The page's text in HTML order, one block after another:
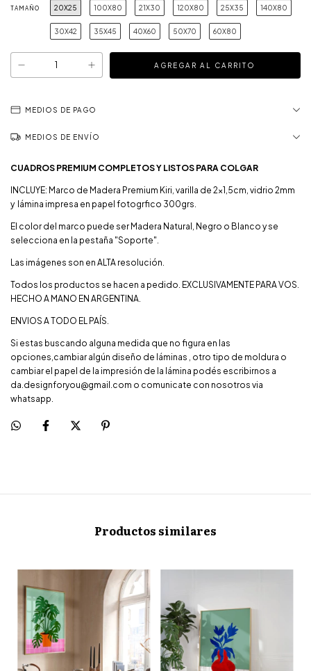
TAMAÑO 20X25 100X80 21X30 120X80 25X35 140X80
30X42 35X45 40X60 50X70 60X80
MEDIOS DE PAGO
MEDIOS DE ENVÍO
CUADROS PREMIUM COMPLETOS Y LISTOS PARA COLGAR
INCLUYE: Marco de Madera Premium Kiri, varilla de 2x1,5cm, vidrio 2mm
y lámina impresa en papel fotogrfico 300grs.
El color del marco puede ser Madera Natural, Negro o Blanco y se
selecciona en la pestaña "Soporte".
Las imágenes son en ALTA resolución.
Todos los productos se hacen a pedido. EXCLUSIVAMENTE PARA VOS.
HECHO A MANO EN ARGENTINA.
ENVIOS A TODO EL PAÍS.
Si estas buscando alguna medida que no figura en las
opciones,cambiar algún diseño de láminas , otro tipo de moldura o
cambiar el papel de la impresión de la lámina podés escribirnos a
da.designforyou@gmail.com o comunicate con nosotros via
whatsapp.
Productos similares